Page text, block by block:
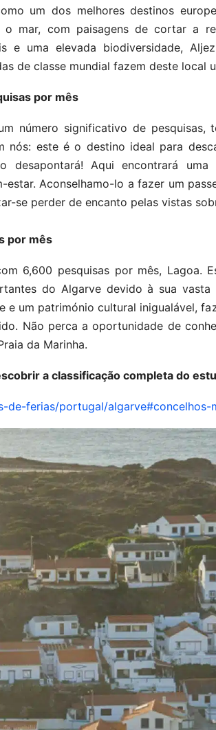
um dos melhores destinos
mar, com paisagens de cortar a
e uma elevada biodiversidade,
de classe mundial fazem deste local
por mês
número significativo de pesquisas,
nós: este é o destino ideal para
desapontará! Aqui encontrará uma
estar. Aconselhamo-lo a fazer um
se perder de encanto pelas vistas
por mês
6,600 pesquisas por mês, Lagoa.
do Algarve devido à sua vasta
e um património cultural inigualável,
Não perca a oportunidade de
da Marinha.
a classificação completa do
de-ferias/portugal/algarve#concelhos-